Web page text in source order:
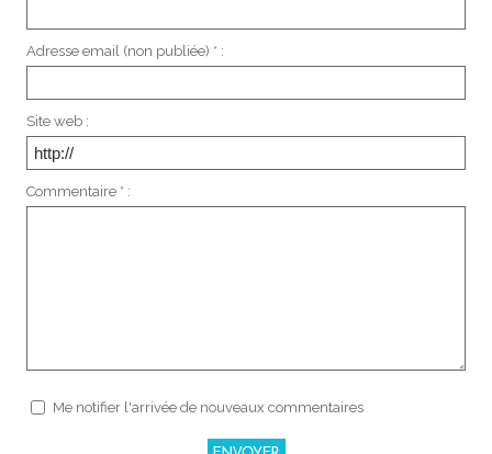
Adresse email (non publiée) * :
Site web :
Commentaire * :
Me notifier l'arrivée de nouveaux commentaires